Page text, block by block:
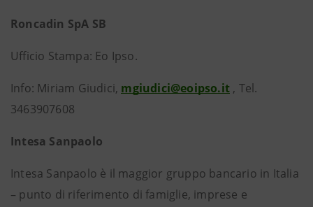
Roncadin SpA SB
Ufficio Stampa: Eo Ipso.
Info: Miriam Giudici, mgiudici@eoipso.it , Tel.
3463907608
Intesa Sanpaolo
Intesa Sanpaolo è il maggior gruppo bancario in Italia
– punto di riferimento di famiglie, imprese e